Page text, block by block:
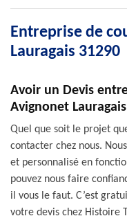
Entreprise de
Lauragais 31290
Avoir un Devis
Avignonet Lauragais
Quel que soit le projet
contacter chez nous.
et personnalisé en
pouvez nous faire
il vous le faut. C’est
votre devis chez Histoire